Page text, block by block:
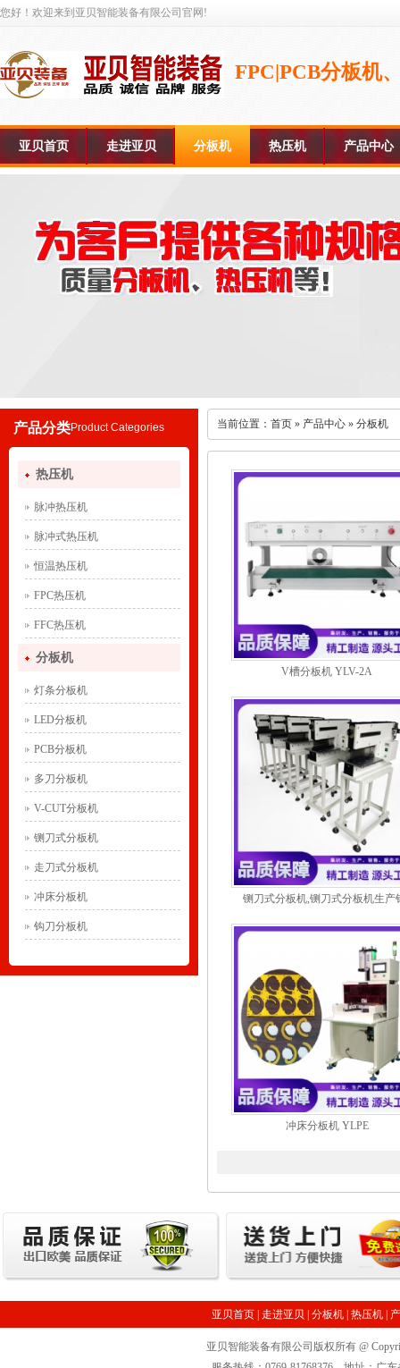
您好！欢迎来到亚贝智能装备有限公司官网!
FPC|PCB分板机
亚贝首页 走进亚贝 分板机 热压机 产品中心
产品分类Product Categories
热压机
脉冲热压机
脉冲式热压机
恒温热压机
FPC热压机
FFC热压机
分板机
灯条分板机
LED分板机
PCB分板机
多刀分板机
V-CUT分板机
铡刀式分板机
走刀式分板机
冲床分板机
钩刀分板机
当前位置： 首页 » 产品中心 » 分板机
V槽分板机 YLV-2A
铡刀式分板机,铡刀式分板机生产
冲床分板机 YLPE
亚贝首页 走进亚贝 分板机 热压机
亚贝智能装备有限公司版权所有 @